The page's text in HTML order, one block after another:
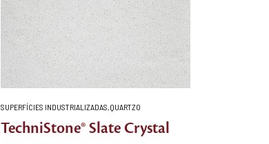
SUPERFÍCIES INDUSTRIALIZADAS,QUARTZO
TechniStone® Slate Crystal